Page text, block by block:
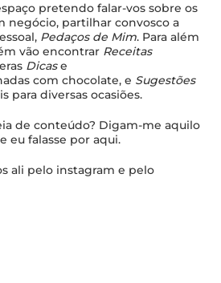
pretendo falar-vos sobre os
negócio, partilhar convosco a
Pedaços de Mim. Para além
vão encontrar Receitas
Dicase
com chocolate, e Sugestões
para diversas ocasiões.
de conteúdo? Digam-me aquilo
eu falasse por aqui.
ali pelo instagram e pelo